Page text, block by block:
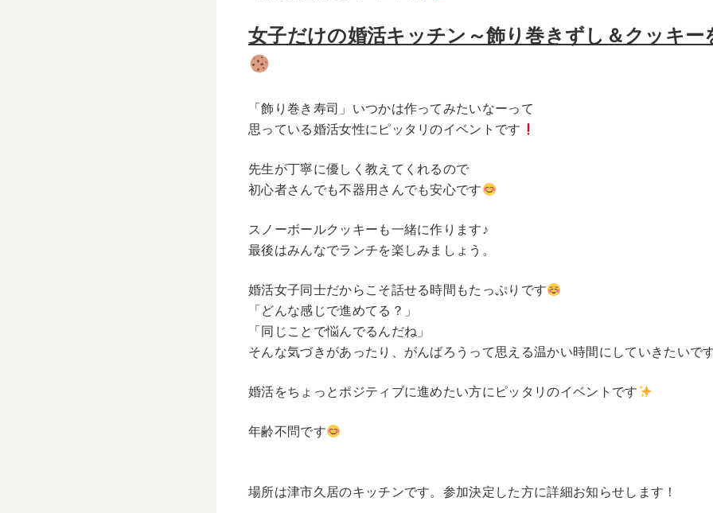
女子だけの婚活キッチン～飾り巻きずし＆クッキー
「飾り巻き寿司」いつかは作ってみたいなーって
思っている婚活女性にピッタリのイベントです
先生が丁寧に優しく教えてくれるので
初心者さんでも不器用さんでも安心です
スノーボールクッキーも一緒に作ります♪
最後はみんなでランチを楽しみましょう。
婚活女子同士だからこそ話せる時間もたっぷりです
「どんな感じで進めてる？」
「同じことで悩んでるんだね」
そんな気づきがあったり、がんばろうって思える温かい時間にしていきたいで
婚活をちょっとポジティブに進めたい方にピッタリのイベントです
年齢不問です
場所は津市久居のキッチンです。参加決定した方に詳細お知らせします！